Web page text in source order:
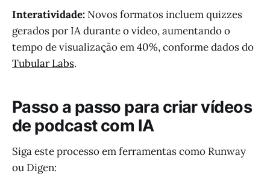
Interatividade: Novos formatos incluem quizzes
gerados por IA durante o vídeo, aumentando o
tempo de visualização em 40%, conforme dados do
Tubular Labs.
Passo a passo para criar vídeos
de podcast com IA
Siga este processo em ferramentas como Runway
ou Digen: